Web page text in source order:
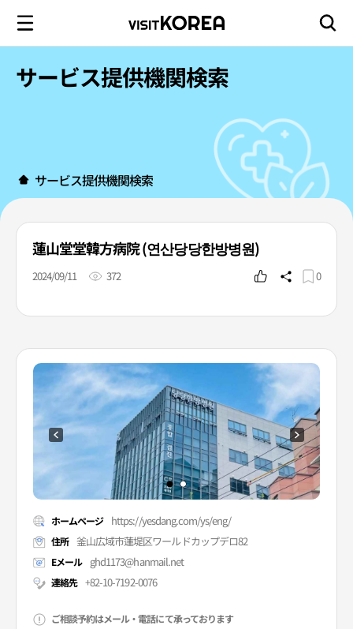
サービス提供機関検索
サービス提供機関検索
蓮山堂堂韓方病院 (연산당당한방병원)
2024/09/11 372 0
ホームページ https://yesdang.com/ys/eng/
住所 釜山広域市蓮堤区ワールドカップデロ82
Eメール ghd1173@hanmail.net
連絡先 +82-10-7192-0076
ご相談予約はメール・電話にて承っております